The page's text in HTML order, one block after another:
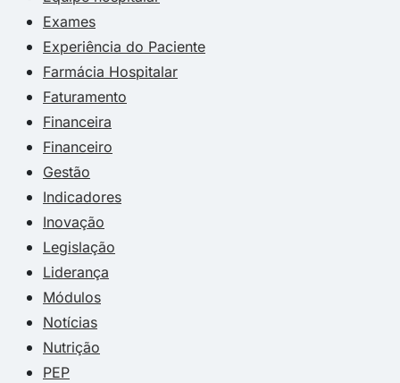
Exames
Experiência do Paciente
Farmácia Hospitalar
Faturamento
Financeira
Financeiro
Gestão
Indicadores
Inovação
Legislação
Liderança
Módulos
Notícias
Nutrição
PEP